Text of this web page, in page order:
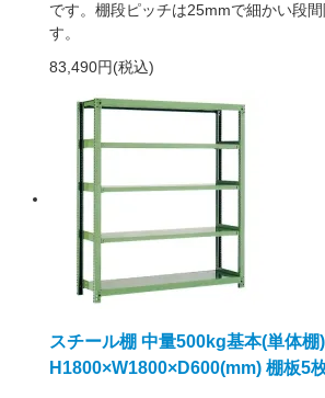
です。棚段ピッチは25mmで細かい段
す。
83,490円(税込)
スチール棚 中量500kg基本(単体棚)
H1800×W1800×D600(mm) 棚板5